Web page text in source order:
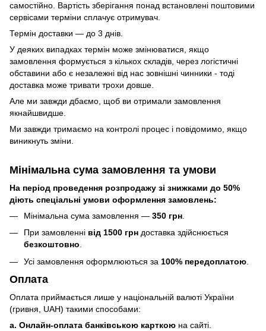
самостійно. Вартість зберігання понад вcтановлені поштовими
сервісами терміни сплачує отримувач.
Термін доставки — до 3 днів.
У деяких випадках термін може змінюватися, якщо
замовлення формується з кількох складів, через логістичні
обставини або є незалежні від нас зовнішні чинники - тоді
доставка може тривати трохи довше.
Але ми завжди дбаємо, щоб ви отримали замовлення
якнайшвидше.
Ми завжди тримаємо на контролі процес і повідомимо, якщо
виникнуть зміни.
Мінімальна сума замовлення та умови
На період проведення розпродажу зі знижками до 50%
діють спеціальні умови оформлення замовлень:
Мінімальна сума замовлення — 350 грн
При замовленні від 1500 грн доставка здійснюється
безкоштовно.
Усі замовлення оформлюються за 100% передоплатою
Оплата
Оплата приймається лише у національній валюті України
(гривня, UAH) такими способами:
a. Онлайн-оплата банківською карткою на сайті.